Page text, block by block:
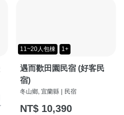
11~20人包棟 1+
遇而歡田園民宿 (好客民
宿)
冬山鄉, 宜蘭縣 民宿
NT$ 10,390